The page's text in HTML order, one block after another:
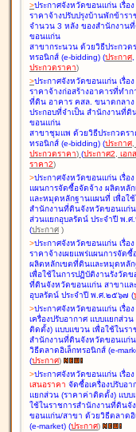
>ประกาศจังหวัดขอนแก่น เรื่อง
ราคาจ้างปรับปรุงบ้านพักข้ารา
จำนวน 3 หลัง ของสำนักงาน
ขอนแก่น
สาขากระนวน ด้วยวิธีประกวด
ทรอนิกส์ (e-bidding) (ประกาศ,
ประกวดราคา)
>ประกาศจังหวัดขอนแก่น เรื่อง
ราคาจ้างก่อสร้างอาคารที่ทำก
ที่ดิน อาคาร คสล. ขนาดกลา
ประกอบที่จำเป็น สำนักงานที่ดิ
ขอนแก่น
สาขาชุมแพ ด้วยวิธีประกวดรา
ทรอนิกส์ (e-bidding) (ประกาศ,
ประกวดราคา) (ประกาศ2, เอก
ราคา2)
>ประกาศจังหวัดขอนแก่น เรื่อง
แผนการจัดซื้อจัดจ้าง ผลิตหลั
และหมุดหลักฐานแผนที่ เพื่อใช้
สำนักงานที่ดินจังหวัดขอนแก่
ส่วนแยกอุบลรัตน์ ประจำปี พ.
(ประกาศ )
>ประกาศจังหวัดขอนแก่น เรื่อง
ราคาจ้างเผยแพร่แผนการจัดซื้
ผลิตหลักเขตที่ดินและหมุดหลั
เพื่อใช้ในการปฏิบัติงานรังวัดข
ที่ดินจังหวัดขอนแก่น สาขาแล
อุบลรัตน์ ประจำปี พ.ศ.๒๕๖๗ (
>ประกาศจังหวัดขอนแก่น เรื่อง
เครื่องปรับอากาศ แบบแยกส่วน
ติดตั้ง) แบบแขวน เพื่อใช้ในรา
สำนักงานที่ดินจังหวัดขอนแก่
วิธีตลาดอิเล็กทรอนิกส์ (e-
(ประกาศ)
>ประกาศจังหวัดขอนแก่น เรื่อง
เสนอราคา จัดซื้อเครื่องปรับอา
แยกส่วน (ราคาค่าติดตั้ง) แบบ
ใช้ในราชการสำนักงานที่ดินจั
ขอนแก่น/สาขา ด้วยวิธีตลาดอิ
(e-market) (ประกาศ)